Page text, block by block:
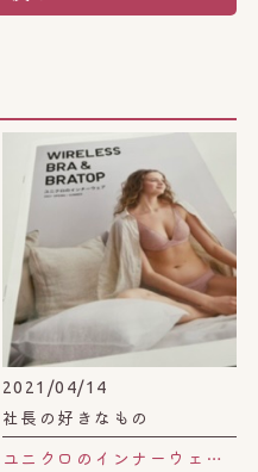
2021/04/14
社長の好きなもの
ユニクロのインナーウェア。